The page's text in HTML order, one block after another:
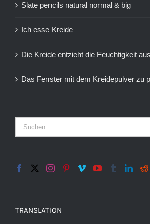
Slate pencils natural normal & big
Ich esse Kreide
Die Kreide entzieht die Feuchtigkeit
Das Fenster mit dem Kreidepulver zu
TRANSLATION